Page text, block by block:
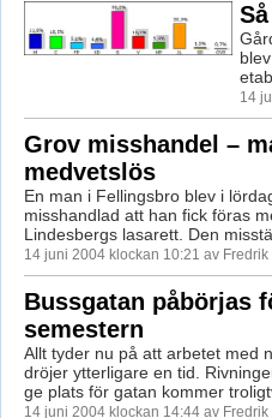
14
Grov misshandel –
medvetslös
En man i Fellingsbro blev i
misshandlad att han fick föras
Lindesbergs lasarett. Den
14 juni 2004 klockan 10:21 av Fredrik
Bussgatan påbörjas
semestern
Allt tyder nu på att arbetet med
dröjer ytterligare en tid.
ge plats för gatan kommer
14 juni 2004 klockan 14:44 av Fredrik